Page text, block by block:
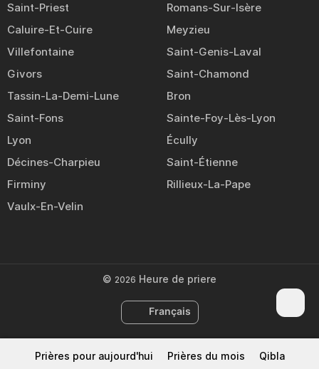
Prières pour aujourd'hui Prières du mois Qibla
Saint-Priest
Romans-Sur-Isère
Caluire-Et-Cuire
Meyzieu
Villefontaine
Saint-Genis-Laval
Givors
Saint-Chamond
Tassin-La-Demi-Lune
Bron
Saint-Fons
Sainte-Foy-Lès-Lyon
Lyon
Écully
Décines-Charpieu
Saint-Étienne
Firminy
Rillieux-La-Pape
Vaulx-En-Velin
© 2026 Heure de priere
Français